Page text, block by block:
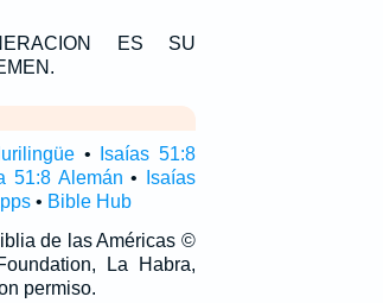
ES SU
•
Isaías 51:8
51:8 Alemán •
Isaías
• Bible Hub
de las Américas ©
La Habra,
permiso.